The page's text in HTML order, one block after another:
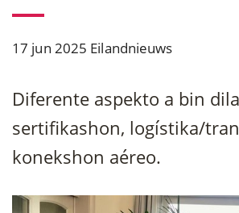
17 jun 2025 Eilandnieuws
Diferente aspekto a bin
sertifikashon, logístika/
konekshon aéreo.